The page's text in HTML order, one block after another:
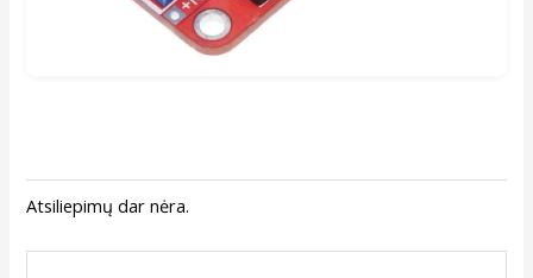
Atsiliepimų dar nėra.